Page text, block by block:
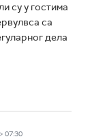
су у гостима
са
дела
07:30